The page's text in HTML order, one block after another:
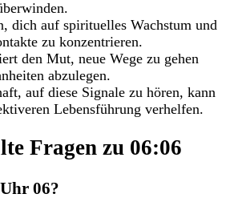
dich auf spirituelles Wachstum und
zu konzentrieren.
den Mut, neue Wege zu gehen
abzulegen.
auf diese Signale zu hören, kann
Lebensführung verhelfen.
Fragen zu 06:06
06?